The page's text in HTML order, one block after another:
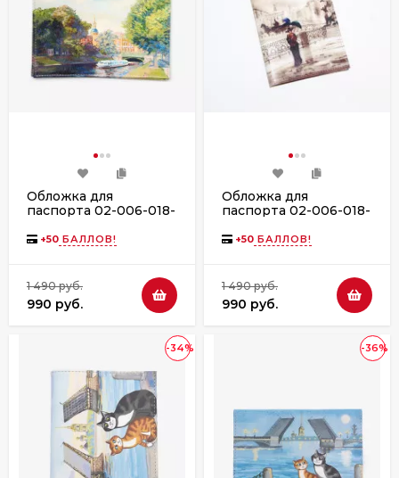
Обложка для
паспорта 02-006-018-
+50 БАЛЛОВ!
1 490 руб.
990 руб.
Обложка для
паспорта 02-006-018-
сфинксов"
+50 БАЛЛОВ!
1 490 руб.
990 руб.
-34% -36%